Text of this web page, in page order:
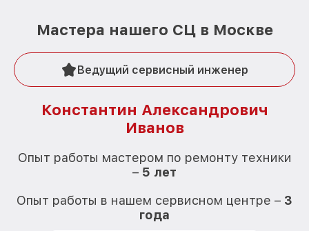
Мастера нашего СЦ в Москве
Ведущий сервисный инженер
Константин Александрович
Иванов
Опыт работы мастером по ремонту техники
– 5 лет
Опыт работы в нашем сервисном центре – 3
года